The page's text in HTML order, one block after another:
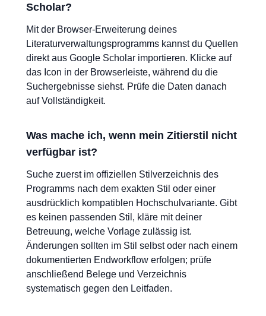
Scholar?
Mit der Browser-Erweiterung deines
Literaturverwaltungsprogramms kannst du Quellen
direkt aus Google Scholar importieren. Klicke auf
das Icon in der Browserleiste, während du die
Suchergebnisse siehst. Prüfe die Daten danach
auf Vollständigkeit.
Was mache ich, wenn mein Zitierstil nicht
verfügbar ist?
Suche zuerst im offiziellen Stilverzeichnis des
Programms nach dem exakten Stil oder einer
ausdrücklich kompatiblen Hochschulvariante. Gibt
es keinen passenden Stil, kläre mit deiner
Betreuung, welche Vorlage zulässig ist.
Änderungen sollten im Stil selbst oder nach einem
dokumentierten Endworkflow erfolgen; prüfe
anschließend Belege und Verzeichnis
systematisch gegen den Leitfaden.